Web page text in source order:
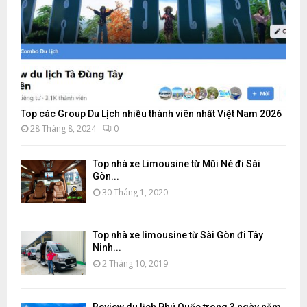
Top các Group Du Lịch nhiều thành viên nhất Việt Nam 2026
28 Tháng 8, 2024 0
Top nhà xe Limousine từ Mũi Né đi Sài
Gòn...
30 Tháng 1, 2020
Top nhà xe limousine từ Sài Gòn đi Tây
Ninh...
2 Tháng 10, 2019